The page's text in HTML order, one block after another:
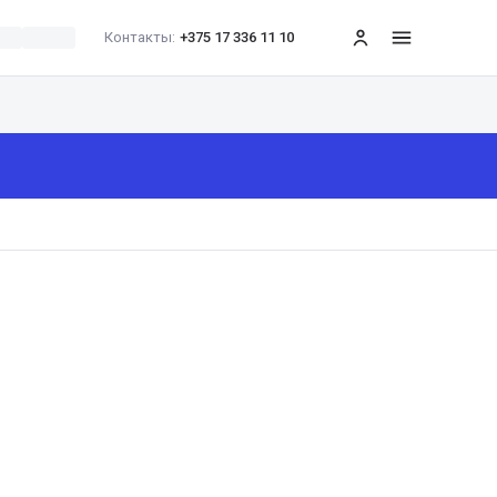
Контакты: +375 17 336 11 10 меню